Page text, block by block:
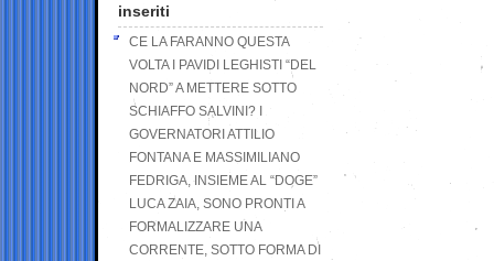
inseriti
CE LA FARANNO QUESTA
VOLTA I PAVIDI LEGHISTI “DEL
NORD” A METTERE SOTTO
SCHIAFFO SALVINI? I
GOVERNATORI ATTILIO
FONTANA E MASSIMILIANO
FEDRIGA, INSIEME AL “DOGE”
LUCA ZAIA, SONO PRONTI A
FORMALIZZARE UNA
CORRENTE, SOTTO FORMA DI